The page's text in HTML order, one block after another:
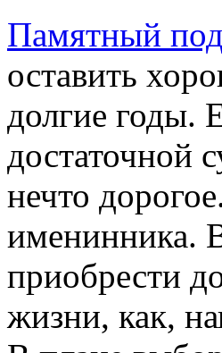
Памятный
оставить
долгие годы.
достаточной
нечто
именинника.
приобрести
жизни, как,